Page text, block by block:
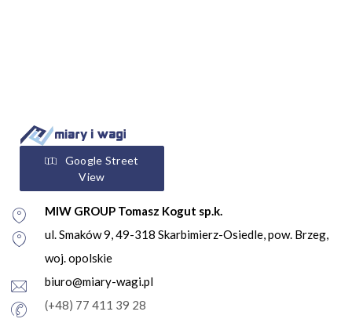
Google Street
View
MIW GROUP Tomasz Kogut sp.k.
ul. Smaków 9, 49-318 Skarbimierz-Osiedle, pow. Brzeg,
woj. opolskie
biuro@miary-wagi.pl
(+48) 77 411 39 28